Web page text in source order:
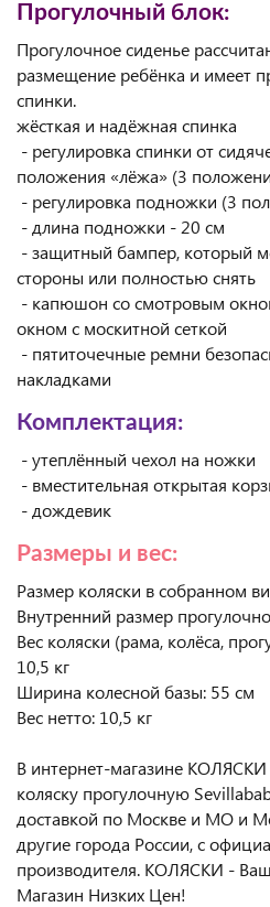
Прогулочный блок:
Прогулочное сиденье
размещение ребёнка и имеет
спинки.
жёсткая и надёжная спинка
- регулировка спинки от
положения «лёжа» (3
- регулировка подножки (3
- длина подножки - 20 см
- защитный бампер, который
стороны или полностью снять
- капюшон со смотровым
окном с москитной сеткой
- пятиточечные ремни
накладками
Комплектация:
- утеплённый чехол на ножки
- вместительная открытая
- дождевик
Размеры и вес:
Размер коляски в собранном
Внутренний размер
Вес коляски (рама, колёса,
10,5 кг
Ширина колесной базы: 55 см
Вес нетто: 10,5 кг
В интернет-магазине
коляску прогулочную
доставкой по Москве и МО и
другие города России, с
производителя. КОЛЯСКИ -
Магазин Низких Цен!